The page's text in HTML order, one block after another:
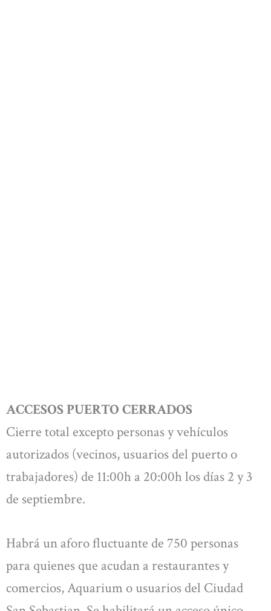
ACCESOS PUERTO CERRADOS
Cierre total excepto personas y vehículos
autorizados (vecinos, usuarios del puerto o
trabajadores) de 11:00h a 20:00h los días 2 y 3
de septiembre.
Habrá un aforo fluctuante de 750 personas
para quienes que acudan a restaurantes y
comercios, Aquarium o usuarios del Ciudad